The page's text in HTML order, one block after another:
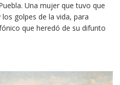
Una mujer que tuvo que
golpes de la vida, para
que heredó de su difunto